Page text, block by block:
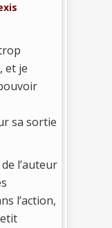
et je
sa sortie
l’auteur
l’action,